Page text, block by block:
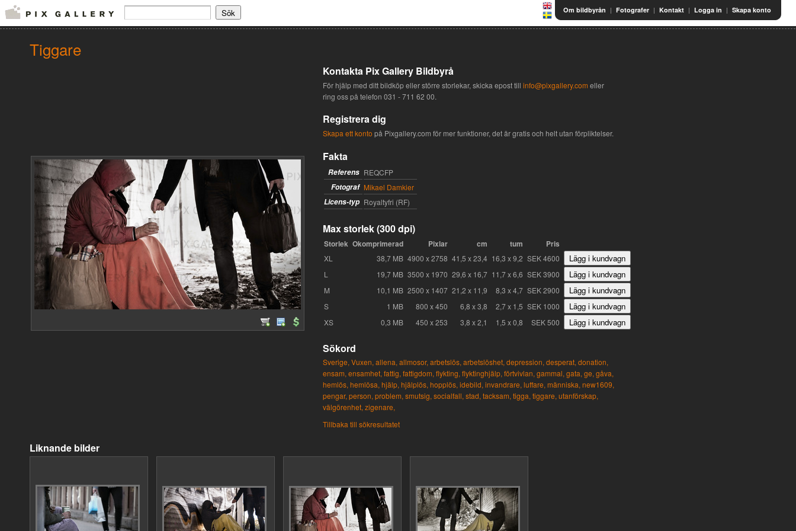
Om bildbyrån | Fotografer | Kontakt | Logga in | Skapa konto
Tiggare
Kontakta Pix Gallery Bildbyrå
För hjälp med ditt bildköp eller större storlekar, skicka epost till info@pixgallery.com eller
ring oss på telefon 031 - 711 62 00.
Registrera dig
Skapa ett konto på Pixgallery.com för mer funktioner, det är gratis och helt utan förpliktelser.
Fakta
Referens REQCFP
Fotograf Mikael Damkier
Licens-typ Royaltyfri (RF)
Max storlek (300 dpi)
Storlek Okomprimerad Pixlar cm tum Pris
XL 38,7 MB 4900 x 2758 41,5 x 23,4 16,3 x 9,2 SEK 4600
L
19,7 MB 3500 x 1970 29,6 x 16,7 11,7 x 6,6 SEK 3900
M
10,1 MB 2500 x 1407 21,2 x 11,9 8,3 x 4,7 SEK 2900
S
1 MB 800 x 450 6,8 x 3,8 2,7 x 1,5 SEK 1000
XS
0,3 MB 450 x 253 3,8 x 2,1 1,5 x 0,8 SEK 500
Sökord
Sverige, Vuxen, allena, allmosor, arbetslös, arbetslöshet, depression, desperat, donation,
ensam, ensamhet, fattig, fattigdom, flykting, flyktinghjälp, förtvivlan, gammal, gata, ge, gåva,
hemlös, hemlösa, hjälp, hjälplös, hopplös, idebild, invandrare, luffare, människa, new1609,
pengar, person, problem, smutsig, socialfall, stad, tacksam, tigga, tiggare, utanförskap,
välgörenhet, zigenare,
Tillbaka till sökresultatet
Liknande bilder